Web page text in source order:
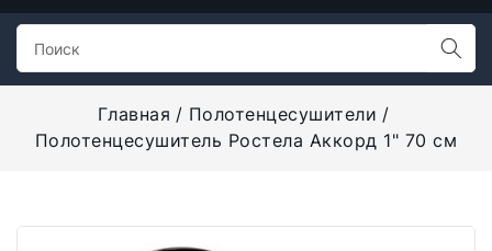
Главная
Полотенцесушители
Полотенцесушитель Ростела Аккорд 1" 70 см